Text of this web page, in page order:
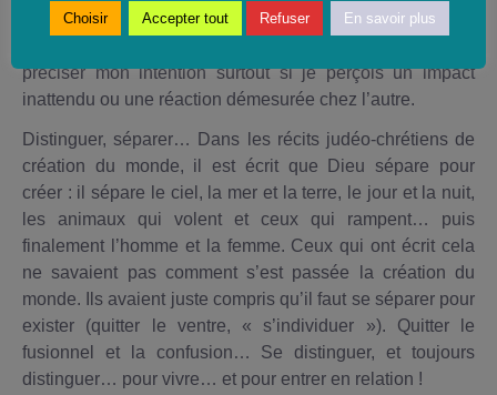
son contexte et dans son histoire. Dans des discussions
préciser mon intention surtout si je perçois un impact
inattendu ou une réaction démesurée chez l’autre.
Distinguer, séparer… Dans les récits judéo-chrétiens de
création du monde, il est écrit que Dieu sépare pour
créer : il sépare le ciel, la mer et la terre, le jour et la nuit,
les animaux qui volent et ceux qui rampent… puis
finalement l’homme et la femme. Ceux qui ont écrit cela
ne savaient pas comment s’est passée la création du
monde. Ils avaient juste compris qu’il faut se séparer pour
exister (quitter le ventre, « s’individuer »). Quitter le
fusionnel et la confusion… Se distinguer, et toujours
distinguer… pour vivre… et pour entrer en relation !
Choisir Accepter tout Refuser En savoir plus